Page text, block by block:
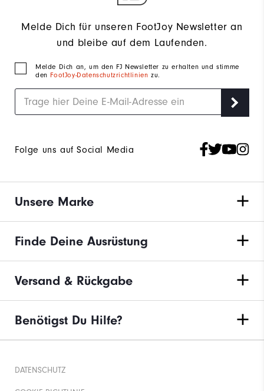
Melde Dich für unseren FootJoy Newsletter an
und bleibe auf dem Laufenden.
Melde Dich an, um den FJ Newsletter zu erhalten und stimme
den FootJoy-Datenschutzrichtlinienzu.
Folge uns auf Social Media
Unsere Marke
Finde Deine Ausrüstung
Versand & Rückgabe
Benötigst Du Hilfe?
DATENSCHUTZ